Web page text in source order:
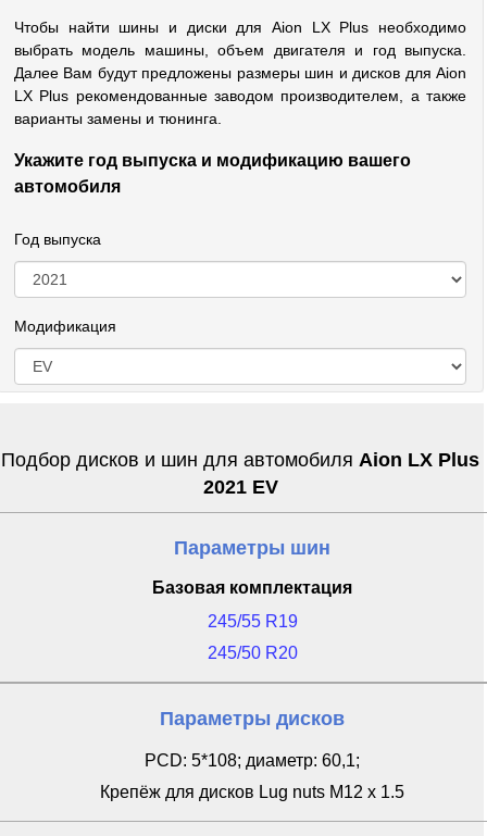
Чтобы найти шины и диски для Aion LX Plus необходимо
выбрать модель машины, объем двигателя и год выпуска.
Далее Вам будут предложены размеры шин и дисков для Aion
LX Plus рекомендованные заводом производителем, а также
варианты замены и тюнинга.
Укажите год выпуска и модификацию вашего
автомобиля
Год выпуска
Модификация
Подбор дисков и шин для автомобиля Aion LX Plus
2021 EV
Параметры шин
Базовая комплектация
245/55 R19
245/50 R20
Параметры дисков
PCD: 5*108; диаметр: 60,1;
Крепёж для дисков Lug nuts M12 x 1.5